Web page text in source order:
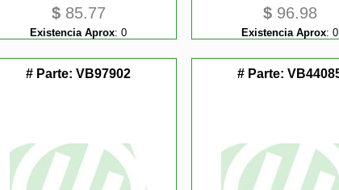
$85.77
Existencia Aprox: 0
$96.98
Existencia Aprox: 0
# Parte:VB97902 # Parte: